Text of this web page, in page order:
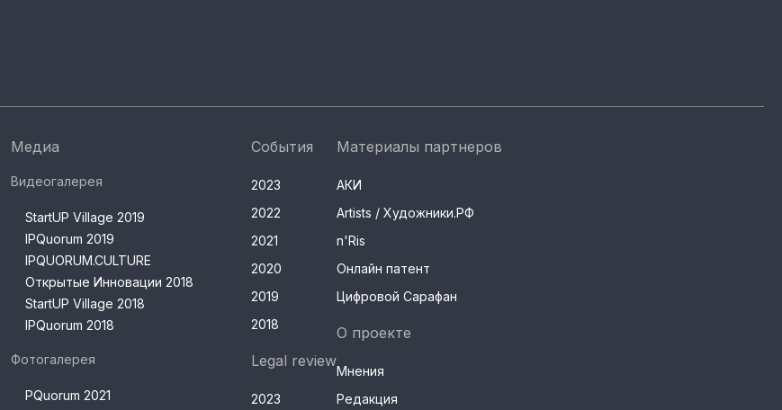
Медиа
Видеогалерея
StartUP Village 2019
IPQuorum 2019
IPQUORUM.CULTURE
Открытые Инновации 2018
StartUP Village 2018
IPQuorum 2018
Фотогалерея
PQuorum 2021
События
2023
2022
2021
2020
2019
2018
Legal review
2023
Материалы партнеров
АКИ
Artists / Художники.РФ
n'Ris
Онлайн патент
Цифровой Сарафан
О проекте
Мнения
Редакция